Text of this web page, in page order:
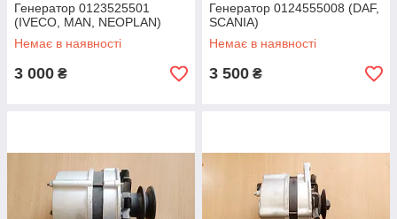
Генератор 0123525501
(IVECO, MAN, NEOPLAN)
Немає в наявності
3 000 ₴
Генератор 0124555008 (DAF,
SCANIA)
Немає в наявності
3 500 ₴